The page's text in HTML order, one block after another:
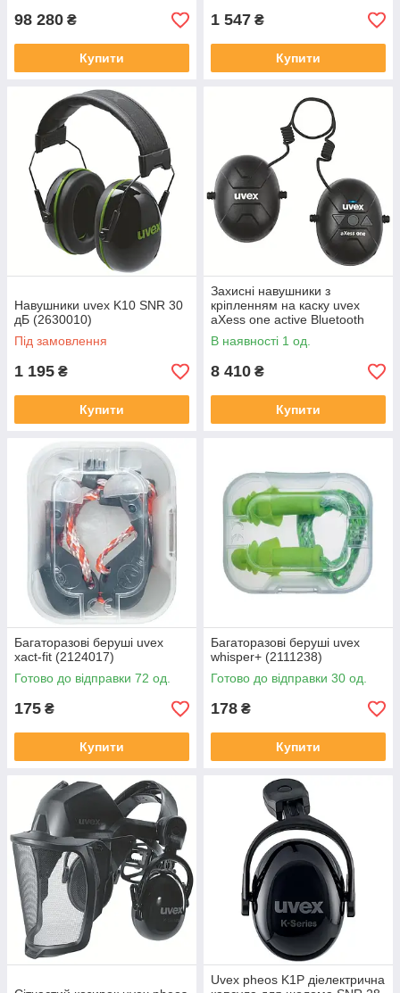
98 280 ₴
Купити
1 547 ₴
Купити
Навушники uvex K10 SNR 30
дБ (2630010)
Під замовлення
1 195 ₴
Купити
Захисні навушники з
кріпленням на каску uvex
aXess one active Bluetooth
SNR 27 dB
В наявності 1 од.
8 410 ₴
Купити
Багаторазові беруші uvex
xact-fit (2124017)
Готово до відправки 72 од.
175 ₴
Купити
Багаторазові беруші uvex
whisper+ (2111238)
Готово до відправки 30 од.
178 ₴
Купити
Uvex pheos K1P діелектрична